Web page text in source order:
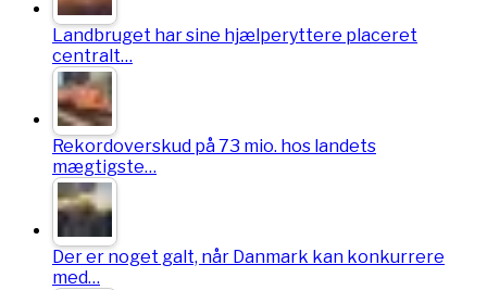
Landbruget har sine hjælperyttere placeret
centralt…
Rekordoverskud på 73 mio. hos landets
mægtigste…
Der er noget galt, når Danmark kan konkurrere
med…